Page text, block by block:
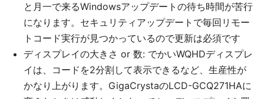
と月一で来るWindowsアップデートの待ち時間が苦行
になります。セキュリティアップデートで毎回リモー
トコード実行が見つかっているので更新は必須です
ディスプレイの大きさ or 数: でかいWQHDディスプレ
イは、コードを2分割して表示できるなど、生産性が
かなり上がります。GigaCrystaのLCD-GCQ271HAに